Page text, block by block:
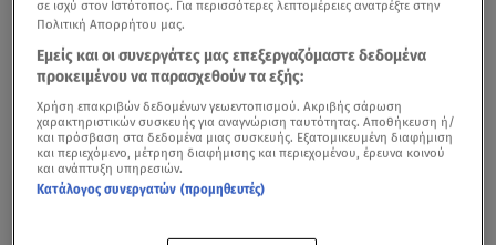
Τα τραγούδια «Ένα τραγούδι ακόμα», «Το παλιό μου
παλτό» καθώς και άλλες επιτυχίες Χρήστου Δάντη, μας
έχουν συντροφέυσει σε πολλές στιγμές μας, ενώ ήταν
και η αιτία που τον έχουν κάνει τόσο δημοφιλή.
σε ισχύ στον Ιστότοπος. Για περισσότερες λεπτομέρειες ανατρέξτε στην
Πολιτική Απορρήτου μας.
Εμείς και οι συνεργάτες μας επεξεργαζόμαστε δεδομένα
προκειμένου να παρασχεθούν τα εξής:
Χρήση επακριβών δεδομένων γεωεντοπισμού. Ακριβής σάρωση
χαρακτηριστικών συσκευής για αναγνώριση ταυτότητας. Αποθήκευση ή/
και πρόσβαση στα δεδομένα μιας συσκευής. Εξατομικευμένη διαφήμιση
και περιεχόμενο, μέτρηση διαφήμισης και περιεχομένου, έρευνα κοινού
και ανάπτυξη υπηρεσιών.
Κατάλογος συνεργατών (προμηθευτές)